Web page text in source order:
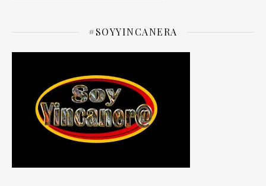
#SOYYINCANERA